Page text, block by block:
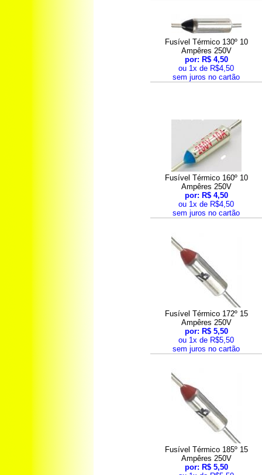
Fusível Térmico 130º 10
Ampêres 250V
por: R$ 4,50
ou 1x de R$4,50
sem juros no cartão
Fusível Térmico 160º 10
Ampêres 250V
por: R$ 4,50
ou 1x de R$4,50
sem juros no cartão
Fusível Térmico 172º 15
Ampêres 250V
por: R$ 5,50
ou 1x de R$5,50
sem juros no cartão
Fusível Térmico 185º 15
Ampêres 250V
por: R$ 5,50